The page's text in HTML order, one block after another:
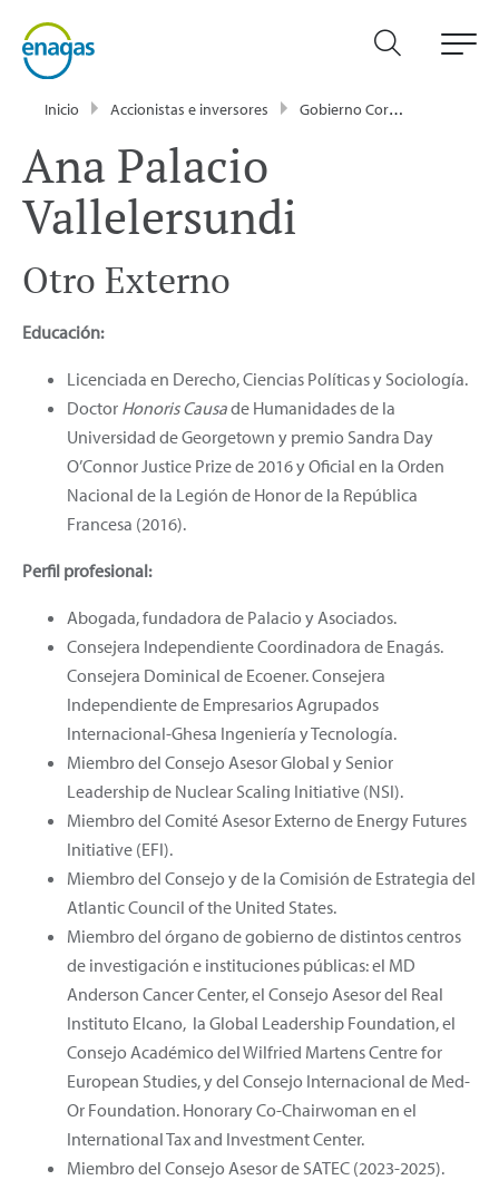
Inicio Accionistas e inversores Gobierno Corporativo
Ana Palacio
Vallelersundi
Otro Externo
Educación:
Licenciada en Derecho, Ciencias Políticas y Sociología.
Doctor Honoris Causade Humanidades de la
Universidad de Georgetown y premio Sandra Day
O’Connor Justice Prize de 2016 y Oficial en la Orden
Nacional de la Legión de Honor de la República
Francesa (2016).
Perfil profesional:
Abogada, fundadora de Palacio y Asociados.
Consejera Independiente Coordinadora de Enagás.
Consejera Dominical de Ecoener. Consejera
Independiente de Empresarios Agrupados
Internacional-Ghesa Ingeniería y Tecnología.
Miembro del Consejo Asesor Global y Senior
Leadership de Nuclear Scaling Initiative (NSI).
Miembro del Comité Asesor Externo de Energy Futures
Initiative (EFI).
Miembro del Consejo y de la Comisión de Estrategia del
Atlantic Council of the United States.
Miembro del órgano de gobierno de distintos centros
de investigación e instituciones públicas: el MD
Anderson Cancer Center, el Consejo Asesor del Real
Instituto Elcano, la Global Leadership Foundation, el
Consejo Académico del Wilfried Martens Centre for
European Studies, y del Consejo Internacional de Med-
Or Foundation. Honorary Co-Chairwoman en el
International Tax and Investment Center.
Miembro del Consejo Asesor de SATEC (2023-2025).